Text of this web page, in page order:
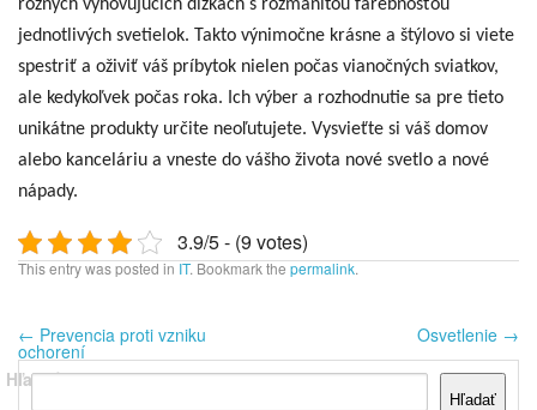
rôznych vyhovujúcich dĺžkach s rozmanitou farebnosťou
jednotlivých svetielok. Takto výnimočne krásne a štýlovo si viete
spestriť a oživiť váš príbytok nielen počas vianočných sviatkov,
ale kedykoľvek počas roka. Ich výber a rozhodnutie sa pre tieto
unikátne produkty určite neoľutujete. Vysvieťte si váš domov
alebo kanceláriu a vneste do vášho života nové svetlo a nové
nápady.
3.9/5 - (9 votes)
This entry was posted in IT. Bookmark the permalink.
← Prevencia proti vzniku
ochorení
Osvetlenie →
Hľadať
Hľadať